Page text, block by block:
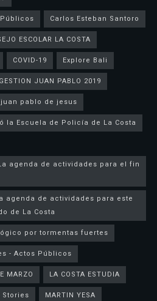
Carlos Esteban Santoro
ESCOLAR LA COSTA
COVID-19
Explore Bali
GESTION JUAN PABLO 2019
juan pablo de jesus
agenda de actividades para el fin
agenda de actividades para este
de La Costa
por tormentas fuertes
- Actos Públicos
MARZO
LA COSTA ESTUDIA
Stories
MARTIN YESA